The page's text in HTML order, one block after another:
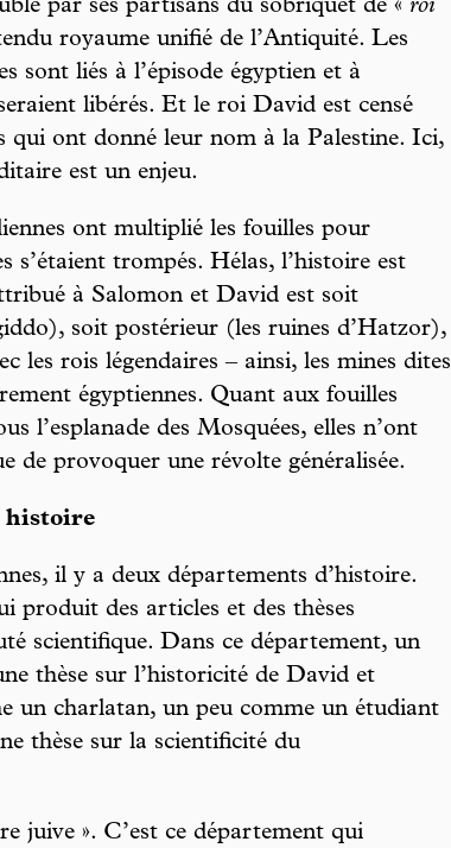
par ses partisans du sobriquet de « roi
royaume unifié de l’Antiquité. Les
sont liés à l’épisode égyptien et à
libérés. Et le roi David est censé
qui ont donné leur nom à la Palestine. Ici,
est un enjeu.
ont multiplié les fouilles pour
s’étaient trompés. Hélas, l’histoire est
à Salomon et David est soit
soit postérieur (les ruines d’Hatzor),
les rois légendaires – ainsi, les mines dites
égyptiennes. Quant aux fouilles
l’esplanade des Mosquées, elles n’ont
de provoquer une révolte généralisée.
histoire
il y a deux départements d’histoire.
produit des articles et des thèses
scientifique. Dans ce département, un
thèse sur l’historicité de David et
un charlatan, un peu comme un étudiant
thèse sur la scientificité du
juive ». C’est ce département qui